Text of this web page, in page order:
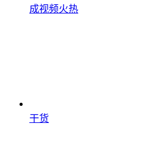
成视频火热
干货